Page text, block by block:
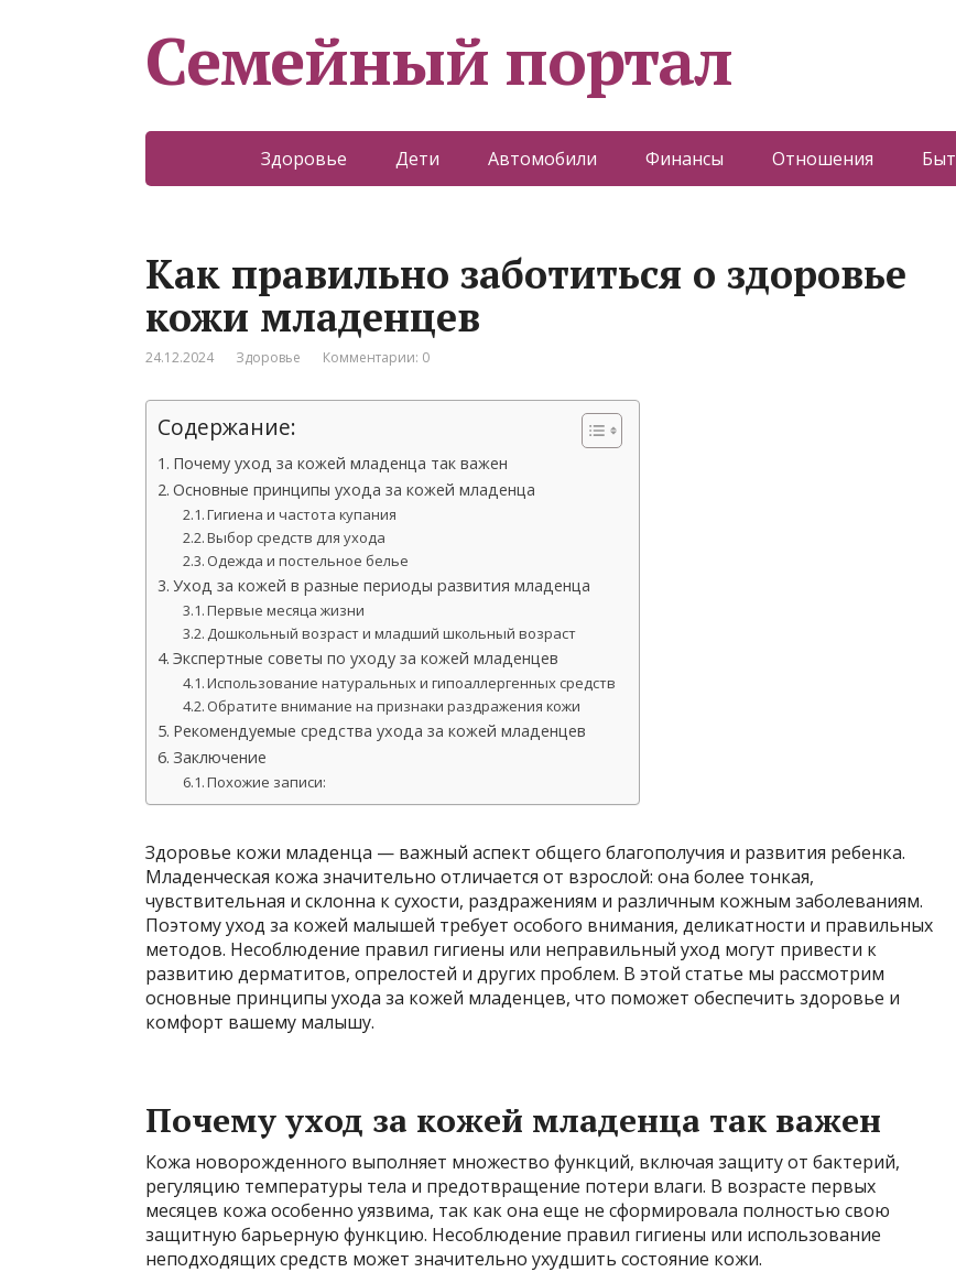
Семейный портал
Здоровье Дети Автомобили Финансы Отношения Быт
Как правильно заботиться о здоровье
кожи младенцев
24.12.2024 Здоровье Комментарии: 0
Содержание:
Почему уход за кожей младенца так важен
Основные принципы ухода за кожей младенца
Гигиена и частота купания
Выбор средств для ухода
Одежда и постельное белье
Уход за кожей в разные периоды развития младенца
Первые месяца жизни
Дошкольный возраст и младший школьный возраст
Экспертные советы по уходу за кожей младенцев
Использование натуральных и гипоаллергенных средств
Обратите внимание на признаки раздражения кожи
Рекомендуемые средства ухода за кожей младенцев
Заключение
Похожие записи:
Здоровье кожи младенца — важный аспект общего благополучия и развития ребенка.
Младенческая кожа значительно отличается от взрослой: она более тонкая,
чувствительная и склонна к сухости, раздражениям и различным кожным заболеваниям.
Поэтому уход за кожей малышей требует особого внимания, деликатности и правильных
методов. Несоблюдение правил гигиены или неправильный уход могут привести к
развитию дерматитов, опрелостей и других проблем. В этой статье мы рассмотрим
основные принципы ухода за кожей младенцев, что поможет обеспечить здоровье и
комфорт вашему малышу.
Почему уход за кожей младенца так важен
Кожа новорожденного выполняет множество функций, включая защиту от бактерий,
регуляцию температуры тела и предотвращение потери влаги. В возрасте первых
месяцев кожа особенно уязвима, так как она еще не сформировала полностью свою
защитную барьерную функцию. Несоблюдение правил гигиены или использование
неподходящих средств может значительно ухудшить состояние кожи.